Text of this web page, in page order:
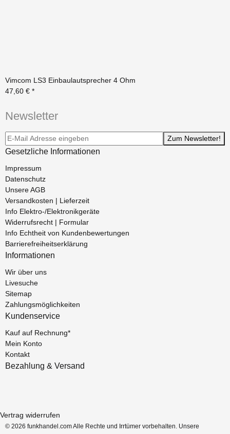
Vimcom LS3 Einbaulautsprecher 4 Ohm
47,60 € *
Newsletter
Newsletter-Registrierung Zum Newsletter!
Gesetzliche Informationen
Impressum
Datenschutz
Unsere AGB
Versandkosten | Lieferzeit
Info Elektro-/Elektronikgeräte
Widerrufsrecht | Formular
Info Echtheit von Kundenbewertungen
Barrierefreiheitserklärung
Informationen
Wir über uns
Livesuche
Sitemap
Zahlungsmöglichkeiten
Kundenservice
Kauf auf Rechnung*
Mein Konto
Kontakt
Bezahlung & Versand
Vertrag widerrufen
© 2026 funkhandel.com Alle Rechte und Irrtümer vorbehalten. Unsere